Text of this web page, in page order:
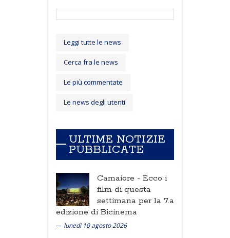
Leggi tutte le news
Cerca fra le news
Le più commentate
Le news degli utenti
ULTIME NOTIZIE
PUBBLICATE
Camaiore - Ecco i
film di questa
settimana per la 7.a
edizione di Bicinema
lunedì 10 agosto 2026